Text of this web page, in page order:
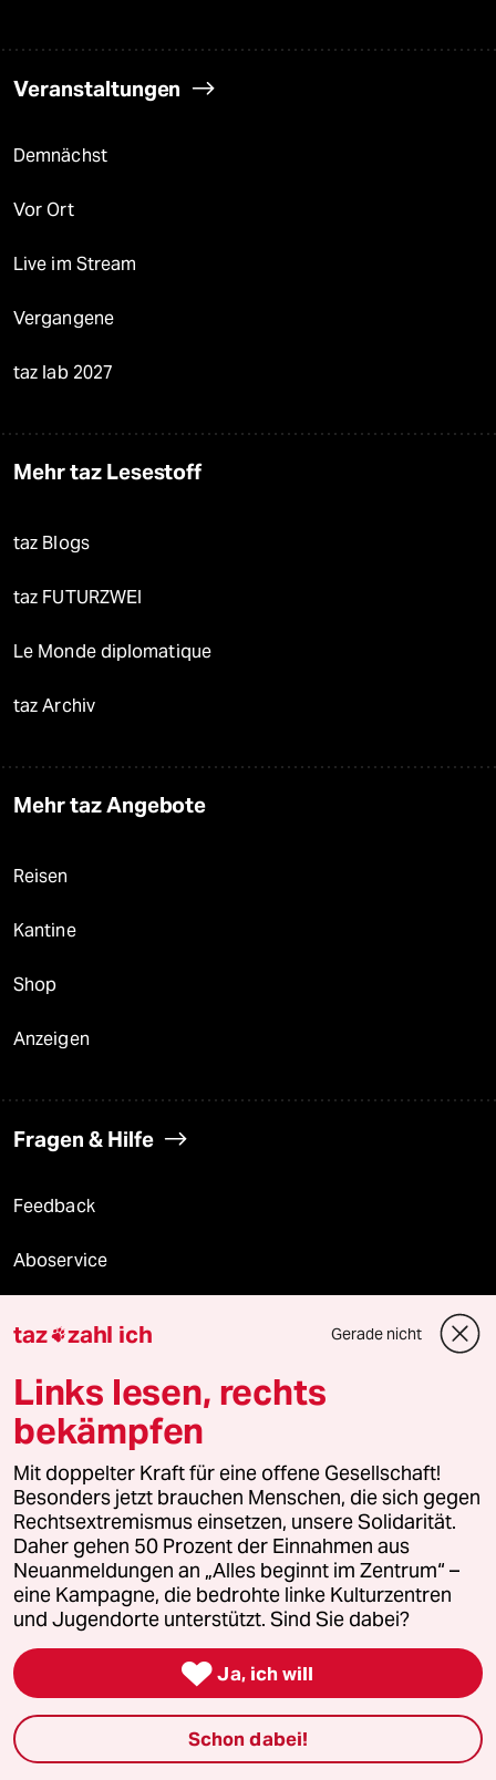
Veranstaltungen
Demnächst
Vor Ort
Live im Stream
Vergangene
taz lab 2027
Mehr taz Lesestoff
taz Blogs
taz FUTURZWEI
Le Monde diplomatique
taz Archiv
Mehr taz Angebote
Reisen
Kantine
Shop
Anzeigen
Fragen & Hilfe
Feedback
Aboservice
© 2026 taz Verlags und Vertriebs GmbH
Alle Rechte vorbehalten. Bei rechtlichen Fragen oder für Genehmigungen
wenden Sie sich bitte an lizenzen@taz.de
Feedback Redaktionsstatut Kommune-Richtlinien KI-
Leitlinie Informant Datenschutz Impressum AGB
Seitenwende Einwilligungen widerrufen (Ads)
taz zahl ich Gerade nicht
Links lesen, rechts
bekämpfen
Mit doppelter Kraft für eine offene Gesellschaft!
Besonders jetzt brauchen Menschen, die sich gegen
Rechtsextremismus einsetzen, unsere Solidarität.
Daher gehen 50 Prozent der Einnahmen aus
Neuanmeldungen an „Alles beginnt im Zentrum“ –
eine Kampagne, die bedrohte linke Kulturzentren
und Jugendorte unterstützt. Sind Sie dabei?
 Ja, ich will
Schon dabei!